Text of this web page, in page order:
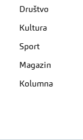
Društvo
Kultura
Sport
Magazin
Kolumna